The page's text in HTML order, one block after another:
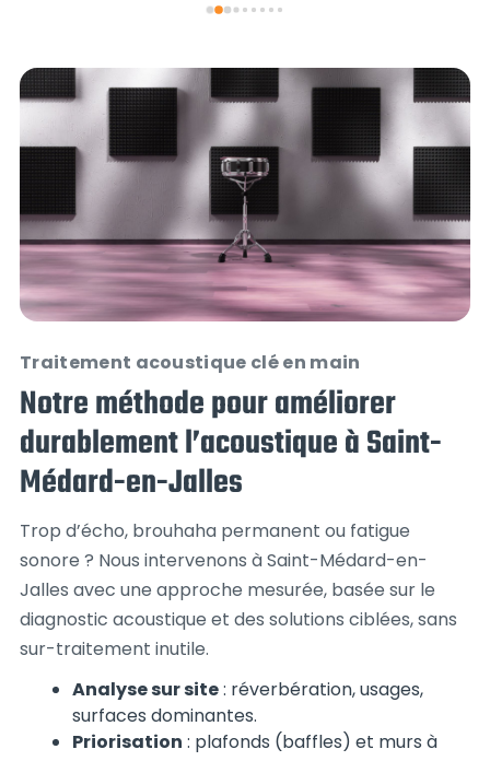
est vraiment bluffant. Avant/après, la différence
l'ont immédiatement remarqué. Le brouhaha
ambiant a considérablement diminué, ce qui se
ressent directement sur la fatigue en fin de
journée et la qualité de nos échanges.Nous
travaillons aujourd'hui dans un cadre nettement
plus agréable et serein. Une intervention que je
recommande sans hésiter !
Traitement acoustique clé en main
Notre méthode pour améliorer
durablement l’acoustique à Saint-
Médard-en-Jalles
Trop d’écho, brouhaha permanent ou fatigue
sonore ? Nous intervenons à Saint-Médard-en-
Jalles avec une approche mesurée, basée sur le
diagnostic acoustique et des solutions ciblées, sans
sur-traitement inutile.
Analyse sur site: réverbération, usages,
surfaces dominantes.
Priorisation : plafonds (baffles) et murs à